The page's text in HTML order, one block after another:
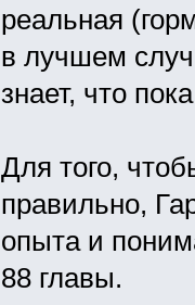
реальная
в лучшем
знает, что
Для того,
правильно,
опыта и
88 главы.